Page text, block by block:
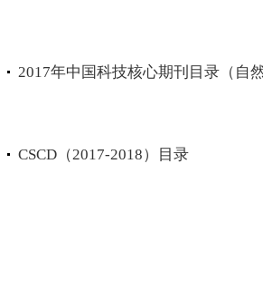
2017年中国科技核心期刊目录（自
CSCD（2017-2018）目录